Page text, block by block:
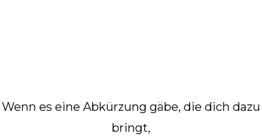
Wenn es eine Abkürzung gäbe, die dich dazu
bringt,